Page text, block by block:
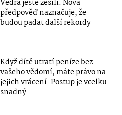
Vedra ještě zesílí. Nová
předpověď naznačuje, že
budou padat další rekordy
Když dítě utratí peníze bez
vašeho vědomí, máte právo na
jejich vrácení. Postup je vcelku
snadný